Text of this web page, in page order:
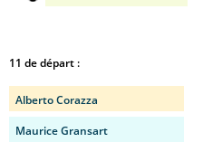
11 de départ :
Alberto Corazza
Maurice Gransart